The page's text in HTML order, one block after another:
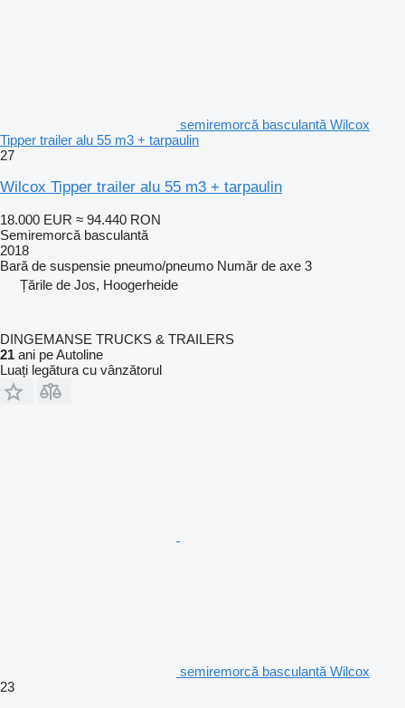
semiremorcă basculantă Wilcox
Tipper trailer alu 55 m3 + tarpaulin
27
Wilcox Tipper trailer alu 55 m3 + tarpaulin
18.000 EUR ≈ 94.440 RON
Semiremorcă basculantă
2018
Bară de suspensie pneumo/pneumo Număr de axe 3
Țările de Jos, Hoogerheide
DINGEMANSE TRUCKS & TRAILERS
21 ani pe Autoline
Luați legătura cu vânzătorul
semiremorcă basculantă Wilcox
23